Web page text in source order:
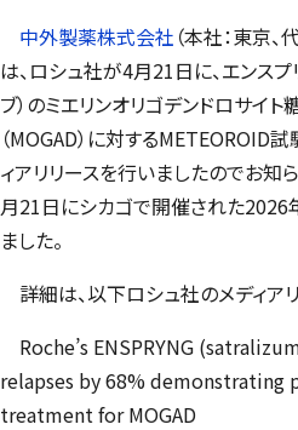
中外製薬株式会社 （本社：東京
は、ロシュ社が4月21日に、エンス
ブ）のミエリンオリゴデンドロサイ
（MOGAD）に対するMETEOROID
ィアリリースを行いましたのでお知
月21日にシカゴで開催された
ました。
詳細は、以下ロシュ社のメディア
Roche’s ENSPRYNG
relapses by 68%
treatment for MOGAD